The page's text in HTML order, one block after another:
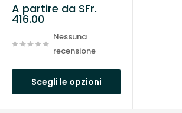
Prezzo
scontato
A partire da SFr.
416.00
Nessuna
recensione
Scegli le opzioni